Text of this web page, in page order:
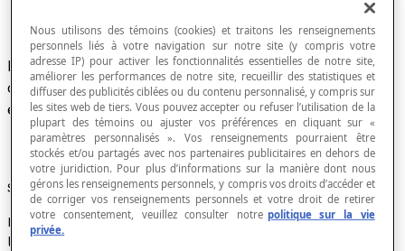
Ensemble des nombres obtenus à partir du
quotient deaetboùaetbsont des nombres
entiers etbest différent de 0.
Symbole
Le symbole [latex]\mathbb{Q}[/latex] désigne
l’ensemble des nombres rationnels.
Nous utilisons des témoins (cookies) et traitons les renseignements
personnels liés à votre navigation sur notre site (y compris votre
adresse IP) pour activer les fonctionnalités essentielles de notre site,
améliorer les performances de notre site, recueillir des statistiques et
diffuser des publicités ciblées ou du contenu personnalisé, y compris sur
les sites web de tiers. Vous pouvez accepter ou refuser l’utilisation de la
plupart des témoins ou ajuster vos préférences en cliquant sur «
paramètres personnalisés ». Vos renseignements pourraient être
stockés et/ou partagés avec nos partenaires publicitaires en dehors de
votre juridiction. Pour plus d’informations sur la manière dont nous
gérons les renseignements personnels, y compris vos droits d’accéder et
de corriger vos renseignements personnels et votre droit de retirer
votre consentement, veuillez consulter notre politique sur la vie
privée.